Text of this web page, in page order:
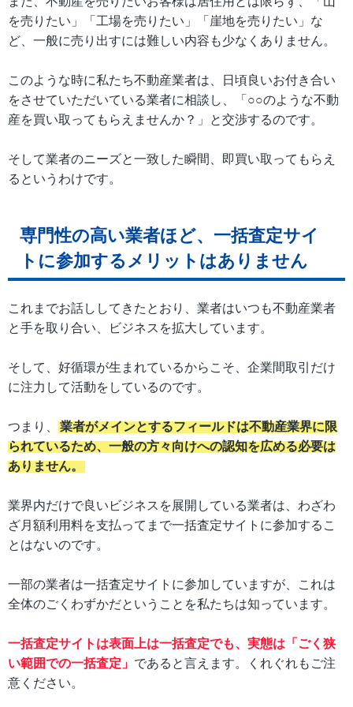
を売りたい」「工場を売りたい」「崖地を売りたい」な
ど、一般に売り出すには難しい内容も少なくありません。
このような時に私たち不動産業者は、日頃良いお付き合い
をさせていただいている業者に相談し、「○○のような不動
産を買い取ってもらえませんか？」と交渉するのです。
そして業者のニーズと一致した瞬間、即買い取ってもらえ
るというわけです。
専門性の高い業者ほど、一括査定サイ
トに参加するメリットはありません
これまでお話ししてきたとおり、業者はいつも不動産業者
と手を取り合い、ビジネスを拡大しています。
そして、好循環が生まれているからこそ、企業間取引だけ
に注力して活動をしているのです。
つまり、
業者がメインとするフィールドは不動産業界に限
られているため、一般の方々向けへの認知を広める必要は
ありません。
業界内だけで良いビジネスを展開している業者は、わざわ
ざ月額利用料を支払ってまで一括査定サイトに参加するこ
とはないのです。
一部の業者は一括査定サイトに参加していますが、これは
全体のごくわずかだということを私たちは知っています。
一括査定サイトは表面上は一括査定でも、実態は「ごく狭
い範囲での一括査定」 であると言えます。くれぐれもご注
意ください。